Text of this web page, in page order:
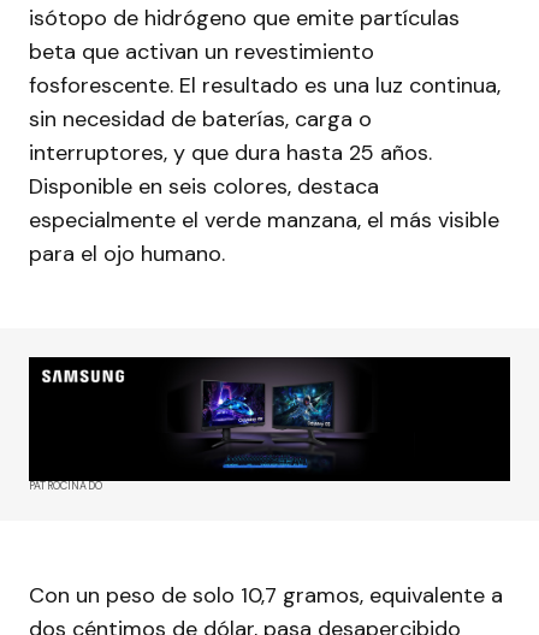
isótopo de hidrógeno que emite partículas
beta que activan un revestimiento
fosforescente. El resultado es una luz continua,
sin necesidad de baterías, carga o
interruptores, y que dura hasta 25 años.
Disponible en seis colores, destaca
especialmente el verde manzana, el más visible
para el ojo humano.
PATROCINADO
Con un peso de solo 10,7 gramos, equivalente a
dos céntimos de dólar, pasa desapercibido